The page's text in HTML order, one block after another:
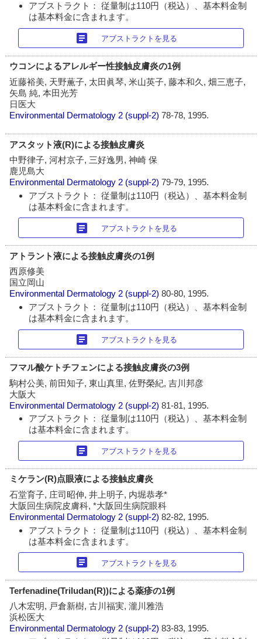
アブストラクト： 従量制は110円（税込）、基本料金制
は基本料金に含まれます。
article アブストラクトを見る
ウコンによるアレルギー性接触皮膚炎の1例
近藤裕美, 天野薫子, 太田眞琴, 米山英子, 藤本和久, 畑三恵子,
矢島 純, 本田光芳
日医大
Environmental Dermatology 2 (suppl-2)78-78, 1995.
アスタット液(R)による接触皮膚炎
中野律子, 河村京子, 三好逸男, 神崎 保
鹿児島大
Environmental Dermatology 2 (suppl-2)79-79, 1995.
アブストラクト： 従量制は110円（税込）、基本料金制
は基本料金に含まれます。
article アブストラクトを見る
アトラント液による接触皮膚炎の1例
西原修美
国立岡山
Environmental Dermatology 2 (suppl-2)80-80, 1995.
アブストラクト： 従量制は110円（税込）、基本料金制
は基本料金に含まれます。
article アブストラクトを見る
フマル酸ケトチフェンによる接触皮膚炎の3例
駒村公美, 前田知子, 東山真里, 佐野榮紀, 吉川邦彦
大阪大
Environmental Dermatology 2 (suppl-2)81-81, 1995.
アブストラクト： 従量制は110円（税込）、基本料金制
は基本料金に含まれます。
article アブストラクトを見る
ミケラン(R)点眼液による接触皮膚炎
石堂育子, 庄司昭伸, 井上明子, 内堀恭孝*
大阪回生病院皮膚科, *大阪回生病院眼科
Environmental Dermatology 2 (suppl-2)82-82, 1995.
アブストラクト： 従量制は110円（税込）、基本料金制
は基本料金に含まれます。
article アブストラクトを見る
Terfenadine(Triludan(R))による薬疹の1例
八木宏明, 戸倉新樹, 古川福実, 瀧川雅浩
浜松医大
Environmental Dermatology 2 (suppl-2)83-83, 1995.